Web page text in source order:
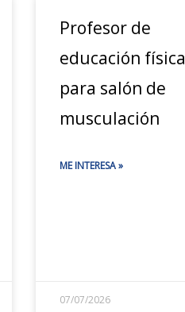
Profesor de
educación física
para salón de
musculación
ME INTERESA »
07/07/2026